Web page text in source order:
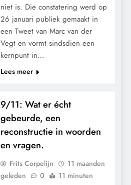
niet is. Die constatering werd op
26 januari publiek gemaakt in
een Tweet van Marc van der
Vegt en vormt sindsdien een
kernpunt in…
Lees meer
9/11: Wat er écht
gebeurde, een
reconstructie in woorden
en vragen.
Frits Corpelijn
11 maanden
geleden
0 11 minuten